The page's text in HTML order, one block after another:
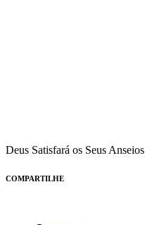
Deus Satisfará os Seus Anseios
COMPARTILHE